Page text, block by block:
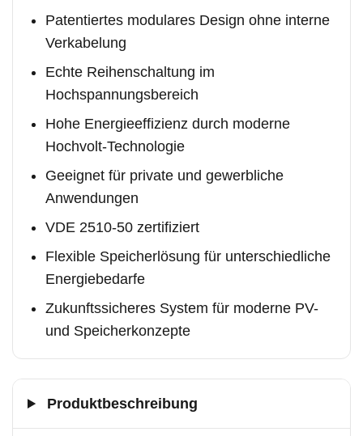
Patentiertes modulares Design ohne interne
Verkabelung
Echte Reihenschaltung im
Hochspannungsbereich
Hohe Energieeffizienz durch moderne
Hochvolt-Technologie
Geeignet für private und gewerbliche
Anwendungen
VDE 2510-50 zertifiziert
Flexible Speicherlösung für unterschiedliche
Energiebedarfe
Zukunftssicheres System für moderne PV-
und Speicherkonzepte
Produktbeschreibung